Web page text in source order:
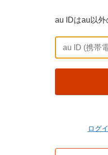
au IDはau以外
ログ